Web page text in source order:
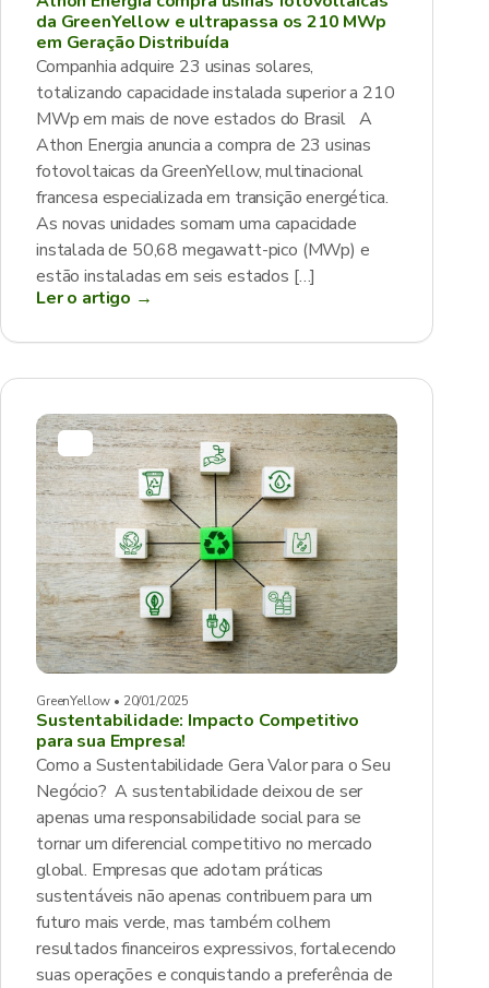
da GreenYellow e ultrapassa os 210 MWp
em Geração Distribuída
Companhia adquire 23 usinas solares,
totalizando capacidade instalada superior a 210
MWp em mais de nove estados do Brasil A
Athon Energia anuncia a compra de 23 usinas
fotovoltaicas da GreenYellow, multinacional
francesa especializada em transição energética.
As novas unidades somam uma capacidade
instalada de 50,68 megawatt-pico (MWp) e
estão instaladas em seis estados […]
Ler o artigo →
GreenYellow • 20/01/2025
Sustentabilidade: Impacto Competitivo
para sua Empresa!
Como a Sustentabilidade Gera Valor para o Seu
Negócio? A sustentabilidade deixou de ser
apenas uma responsabilidade social para se
tornar um diferencial competitivo no mercado
global. Empresas que adotam práticas
sustentáveis não apenas contribuem para um
futuro mais verde, mas também colhem
resultados financeiros expressivos, fortalecendo
suas operações e conquistando a preferência de